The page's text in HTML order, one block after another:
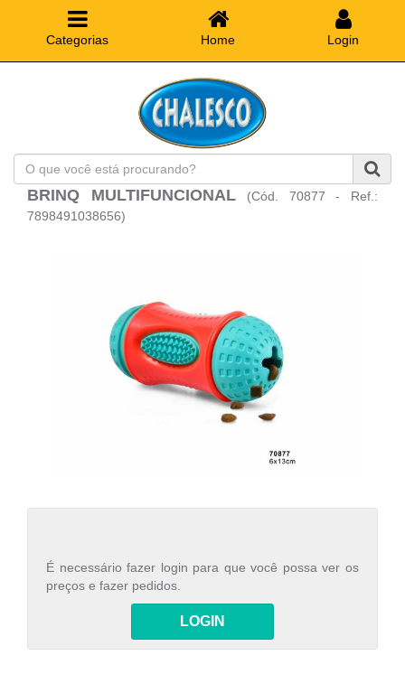
Categorias Home Login
que
você
está
BRINQ MULTIFUNCIONAL
(Cód. 70877 - Ref.:
7898491038656)
É necessário fazer login para que você possa ver os
preços e fazer pedidos.
LOGIN